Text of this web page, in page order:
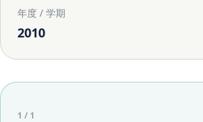
年度 / 学期
2010
1 / 1